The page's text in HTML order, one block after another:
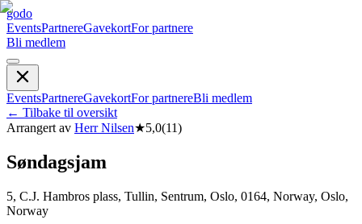
godo
EventsPartnereGavekortFor partnere
Bli medlem
EventsPartnereGavekortFor partnereBli medlem
← Tilbake til oversikt
Arrangert av Herr Nilsen★5,0(11)
Søndagsjam
5, C.J. Hambros plass, Tullin, Sentrum, Oslo, 0164, Norway, Oslo,
Norway